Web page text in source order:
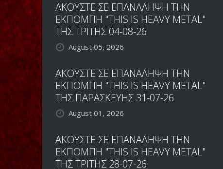
ΑΚΟΥΣΤΕ ΣΕ ΕΠΑΝΑΛΗΨΗ ΤΗΝ
ΕΚΠΟΜΠΗ "THIS IS HEAVY METAL"
ΤΗΣ ΤΡΙΤΗΣ 04-08-26
August 05, 2026
ΑΚΟΥΣΤΕ ΣΕ ΕΠΑΝΑΛΗΨΗ ΤΗΝ
ΕΚΠΟΜΠΗ "THIS IS HEAVY METAL"
ΤΗΣ ΠΑΡΑΣΚΕΥΗΣ 31-07-26
August 01, 2026
ΑΚΟΥΣΤΕ ΣΕ ΕΠΑΝΑΛΗΨΗ ΤΗΝ
ΕΚΠΟΜΠΗ "THIS IS HEAVY METAL"
ΤΗΣ ΤΡΙΤΗΣ 28-07-26